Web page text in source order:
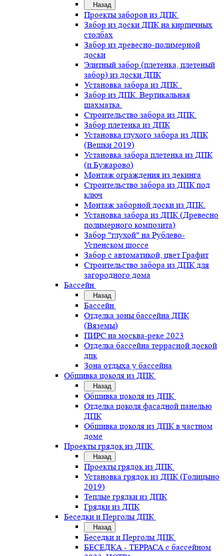
Назад
Проекты заборов из ДПК
Забор из доски ДПК на кирпичных
столбах
Забор из древесно-полимерной
доски
Элитный забор (плетенка, плетеный
забор) из доски ДПК
Установка забора из ДПК .
Забор из ДПК. Вертикальная
шахматка.
Строительство забора из ДПК.
Забор плетенка из ДПК
Установка глухого забора из ДПК
(Вешки 2019)
Установка забора плетенка из ДПК
(п.Бужарово)
Монтаж ограждения из декинга
Строительство забора из ДПК под
ключ
Монтаж заборной доски из ДПК.
Установка забора из ДПК (Древесно
полимерного композита)
Забор "глухой" на Рублево-
Успенском шоссе
Забор с автоматикой, цвет Графит
Строительство забора из ДПК для
загородного дома
Бассейн
Назад
Бассейн
Отделка зоны бассейна ДПК
(Вяземы)
ПИРС на москва-реке 2023
Отделка бассейна террасной доской
дпк
Зона отдыха у бассейна
Обшивка цоколя из ДПК
Назад
Обшивка цоколя из ДПК
Отделка цоколя фасадной панелью
ДПК
Обшивка цоколя из ДПК в частном
доме
Проекты грядок из ДПК
Назад
Проекты грядок из ДПК
Установка грядок из ДПК (Голицыно
2019)
Теплые грядки из ДПК
Грядки из ДПК
Беседки и Перголы ДПК
Назад
Беседки и Перголы ДПК
БЕСЕДКА - ТЕРРАСА с бассейном